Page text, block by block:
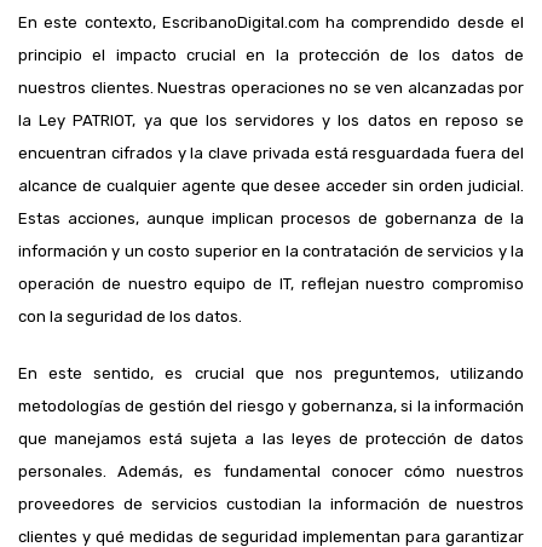
En este contexto, EscribanoDigital.com ha comprendido desde el
principio el impacto crucial en la protección de los datos de
nuestros clientes. Nuestras operaciones no se ven alcanzadas por
la Ley PATRIOT, ya que los servidores y los datos en reposo se
encuentran cifrados y la clave privada está resguardada fuera del
alcance de cualquier agente que desee acceder sin orden judicial.
Estas acciones, aunque implican procesos de gobernanza de la
información y un costo superior en la contratación de servicios y la
operación de nuestro equipo de IT, reflejan nuestro compromiso
con la seguridad de los datos.
En este sentido, es crucial que nos preguntemos, utilizando
metodologías de gestión del riesgo y gobernanza, si la información
que manejamos está sujeta a las leyes de protección de datos
personales. Además, es fundamental conocer cómo nuestros
proveedores de servicios custodian la información de nuestros
clientes y qué medidas de seguridad implementan para garantizar